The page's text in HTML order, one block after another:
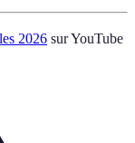
2026 sur YouTube